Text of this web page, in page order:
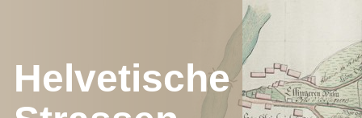
Helvetische